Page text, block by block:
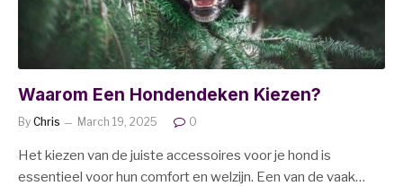
Waarom Een Hondendeken Kiezen?
By Chris March 19, 2025 0
Het kiezen van de juiste accessoires voor je hond is
essentieel voor hun comfort en welzijn. Een van de vaak…